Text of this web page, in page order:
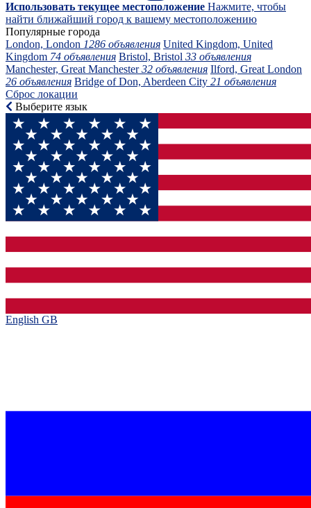
Использовать текущее местоположение Нажмите, чтобы
найти ближайший город к вашему местоположению
Популярные города
London, London 1286 объявления United Kingdom, United
Kingdom 74 объявления Bristol, Bristol 33 объявления
Manchester, Great Manchester32 объявления Ilford, Great London
26 объявления Bridge of Don, Aberdeen City 21 объявления
Сброс локации
Выберите язык
English GB‎